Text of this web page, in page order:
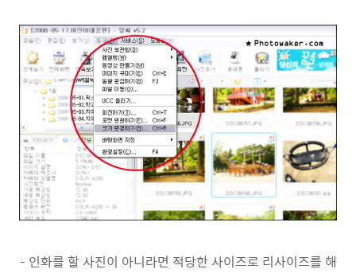
- 인화를 할 사진이 아니라면 적당한 사이즈로 리사이즈를 해